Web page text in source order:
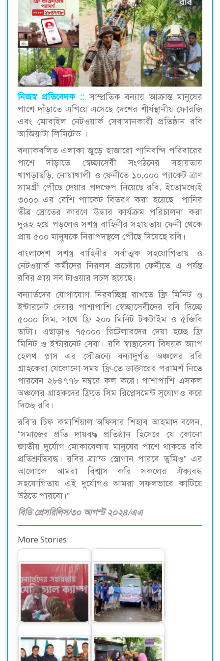
নিজস্ব প্রতিবেদক ::‌ সাম্প্রতিক বন্যায় আক্রান্ত মানুষের
পাশে দাঁড়াতে এগিয়ে এসেছে দেশের শীর্ষস্থানীয় ফোরজি
এবং মোবাইল নেটওয়ার্ক সেবাদানকারী প্রতিষ্ঠান রবি
আজিয়াটা লিমিটেড ।
বন্যাকবলিত এলাকা জুড়ে হাজারো পানিবন্দি পরিবারের
পাশে দাঁড়াতে স্বেচ্ছাসেবী সংগঠনের সহায়তায়
খাগড়াছড়ি, নোয়াখালী ও ফেনীতে ১০,০০০ প্যাকেট ত্রাণ
সামগ্রী পৌঁছে দেয়ার পদক্ষেপ নিয়েছে রবি, ইতোমধ্যেই
৩০০০ এর বেশি প্যাকেট বিতরণ করা হয়েছে। পানির
তীব্র স্রোতের কারণে উদ্ধার কার্যক্রম পরিচালনা করা
দুরূহ হয়ে পড়লেও সশস্ত্র বাহিনীর সহায়তায় ফেনী থেকে
প্রায় ৫০০ মানুষকে নিরাপদস্থলে পৌঁছে দিয়েছে রবি।
বাংলাদেশ সশস্ত্র বাহিনীর সর্বাত্মক সহযোগিতায় ও
নেটওয়ার্ক কর্মীদের নিরলস প্রচেষ্টায় ফেনীতে এ পর্যন্ত
রবির প্রায় সব টাওয়ার সচল হয়েছে।
বন্যার্তদের যোগাযোগ নিরবচ্ছিন্ন রাখতে ফ্রি মিনিট ও
ইন্টারনেট দেয়ার পাশাপাশি স্বেচ্ছাসেবীদের রবি দিচ্ছে
৫০০০ সিম, সাথে ফ্রি ২০০ মিনিট টকটাইম ও ৫জিবি
ডাটা। এছাড়াও ৭৫০০০ রিটেলারদের দেয়া হচ্ছে ফ্রি
মিনিট ও ইন্টারনেট সেবা। রবি স্বাস্থ্যসেবা বিষয়ক ‍অ্যাপ
হেলথ প্লাস এর সৌজন্যে বন্যাদুর্গত অঞ্চলের রবি
গ্রাহকেরা যেকোনো সময় ফ্রি-তে ডাক্তারের পরামর্শ নিতে
পারবেন ২৮৪৭৭৮ নম্বরে কল করে। পাশাপাশি এসকল
অঞ্চলের গ্রাহকদের ফ্রিতে সিম রিপ্লেসমেন্ট সুযোগও করে
দিচ্ছে রবি।
রবি’র চিফ কমার্শিয়াল অফিসার শিহাব আহমাদ বলেন,
“সমাজের প্রতি দায়বদ্ধ প্রতিষ্ঠান হিসেবে যে কোনো
জাতীয় দুর্যোগ মোকাবেলায় মানুষের পাশে থাকতে রবি
প্রতিশ্রুতিবদ্ধ। রবির ব্র্যান্ড স্লোগান পারবে তুমিও” এর
আলোকে আমরা বিশ্বাস করি সকলের ঐক্যবদ্ধ
সহযোগিতায় এই দুর্যোগও আমরা সফলভাবে কাটিয়ে
উঠতে পারবো।”
বিডি প্রেসরিলিস/৩০ আগস্ট ২০২৪/এএ
More Stories:
বন্যা কবলিত এলাকায়
মেডিকেল ক্যাম্প চালু
করল রবি
চট্টগ্রামে বানবাসীদের
পাশে আইএসডিই ও যুব
ভোক্তা…